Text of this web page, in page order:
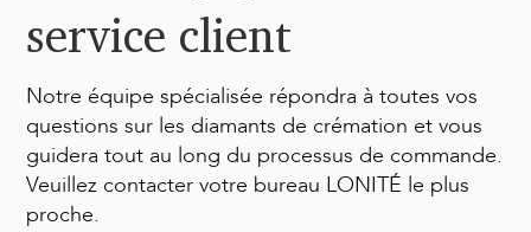
service client
Notre équipe spécialisée répondra à toutes vos
questions sur les diamants de crémation et vous
guidera tout au long du processus de commande.
Veuillez contacter votre bureau LONITÉ le plus
proche.